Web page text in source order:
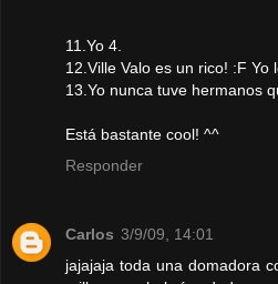
11.Yo 4.
12.Ville Valo es un rico! :F Yo
13.Yo nunca tuve hermanos
Está bastante cool! ^^
Responder
Carlos 3/9/09, 14:01
jajajaja toda una domadora